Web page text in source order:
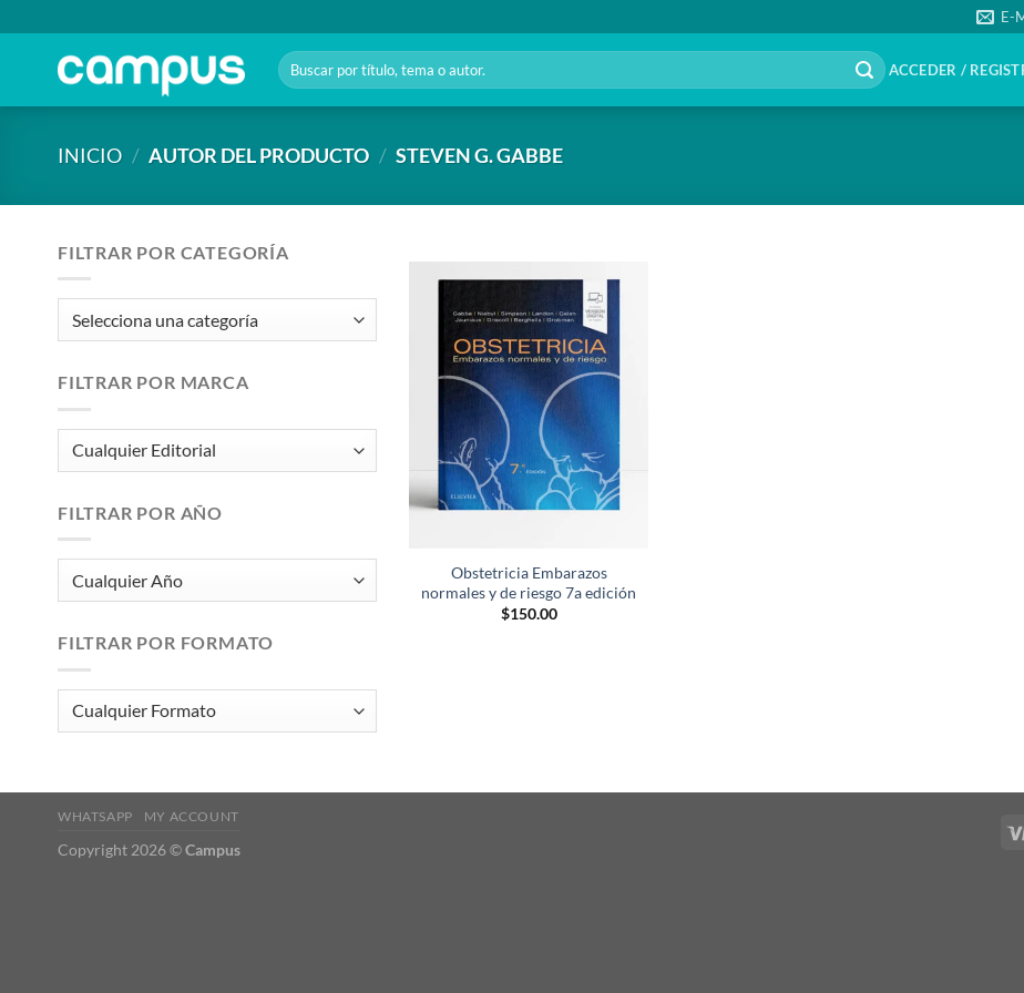
al
contenido
E-
Buscar
por:
ACCEDER /
INICIO / AUTOR DEL PRODUCTO / STEVEN G. GABBE
FILTRAR POR CATEGORÍA
FILTRAR POR MARCA
FILTRAR POR AÑO
FILTRAR POR FORMATO
Añadir
a la
lista de
deseos
Obstetricia Embarazos
normales y de riesgo 7a edición
$150.00
WHATSAPP MY ACCOUNT
Copyright 2026 ©Campus